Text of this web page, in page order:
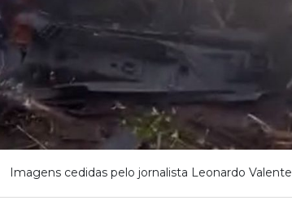
Imagens cedidas pelo jornalista Leonardo Valente